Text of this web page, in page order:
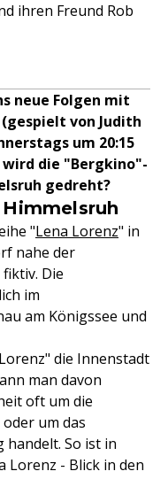
ihren Freund Rob
neue Folgen mit
von Judith
um 20:15
wird die "Bergkino"-
gedreht?
"Lena Lorenz" in
nahe der
Die
im
am Königssee und
die Innenstadt
man davon
oft um die
um das
So ist in
Lorenz - Blick in den